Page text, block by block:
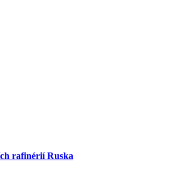
rafinérií Ruska